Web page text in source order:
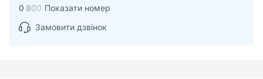
0 800 Показати номер
Замовити дзвінок